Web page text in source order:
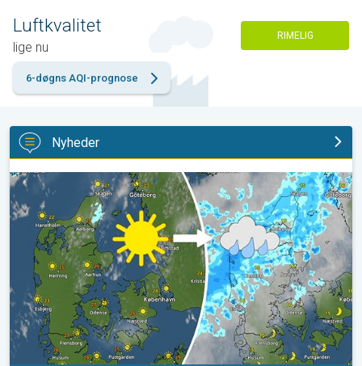
Luftkvalitet
lige nu
RIMELIG
6-døgns AQI-prognose
Nyheder
Sol og varme vender retur. Weekendens vejr. . .